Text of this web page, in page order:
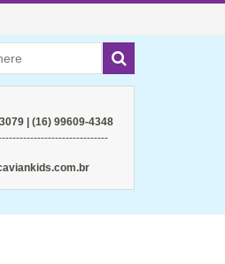
| (16) 99609-4348